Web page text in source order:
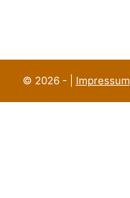
© 2026 - | Impressum